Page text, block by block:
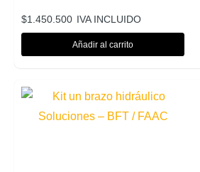
$1.450.500 IVA INCLUIDO
Añadir al carrito